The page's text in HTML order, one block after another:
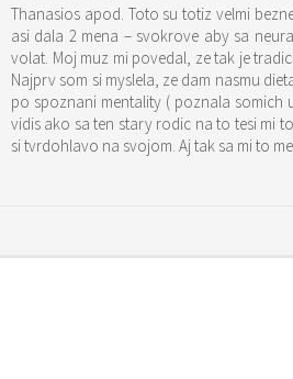
Thanasios apod. Toto su totiz velmi
asi dala 2 mena – svokrove aby sa
volat. Moj muz mi povedal, ze tak je
Najprv som si myslela, ze dam nasmu
po spoznani mentality ( poznala somich
vidis ako sa ten stary rodic na to tesi mi
si tvrdohlavo na svojom. Aj tak sa mi to